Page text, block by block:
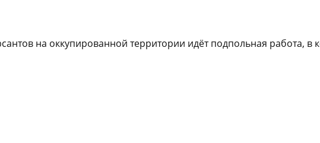
на оккупированной территории идёт подпольная работа, в